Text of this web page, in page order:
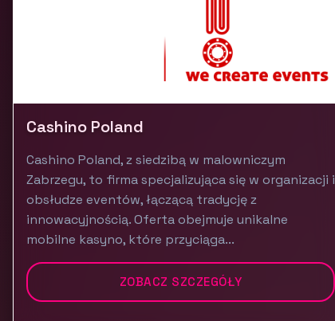
Cashino Poland
Cashino Poland, z siedzibą w malowniczym
Zabrzegu, to firma specjalizująca się w organizacji i
obsłudze eventów, łączącą tradycję z
innowacyjnością. Oferta obejmuje unikalne
mobilne kasyno, które przyciąga...
ZOBACZ SZCZEGÓŁY